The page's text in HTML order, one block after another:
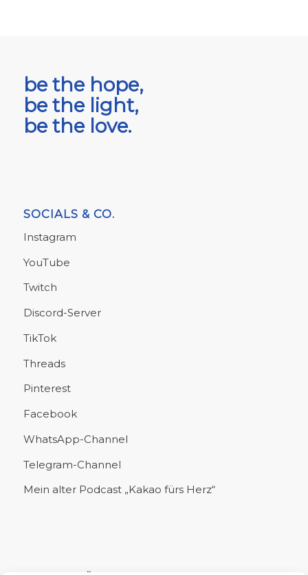
be the hope,
be the light,
be the love.
SOCIALS & CO.
Instagram
YouTube
Twitch
Discord-Server
TikTok
Threads
Pinterest
Facebook
WhatsApp-Channel
Telegram-Channel
Mein alter Podcast „Kakao fürs Herz“